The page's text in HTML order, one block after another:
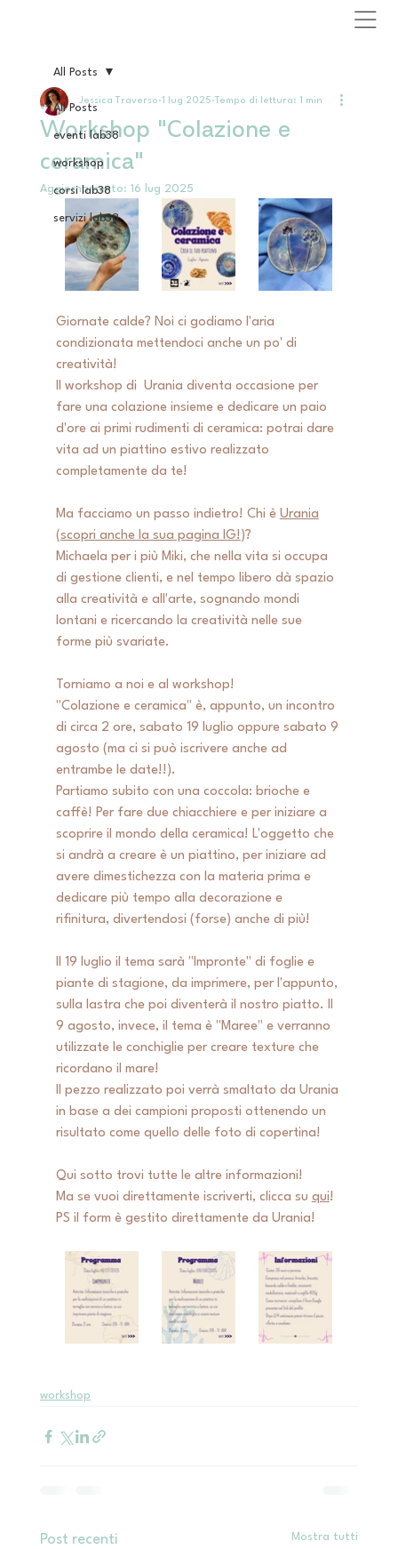
All Posts
eventi lab38
workshop
corsi lab38
servizi lab38
All Posts
Workshop "Colazione e
ceramica"
Jessica Traverso 1 lug 2025 Tempo di lettura: 1 min
Aggiornamento: 16 lug 2025
Giornate calde? Noi ci godiamo l'aria
condizionata mettendoci anche un po' di
creatività!
Il workshop di  Urania diventa occasione per
fare una colazione insieme e dedicare un paio
d'ore ai primi rudimenti di ceramica: potrai dare
vita ad un piattino estivo realizzato
completamente da te!
Ma facciamo un passo indietro! Chi è Urania
(scopri anche la sua pagina IG! )?
Michaela per i più Miki, che nella vita si occupa
di gestione clienti, e nel tempo libero dà spazio
alla creatività e all'arte, sognando mondi
lontani e ricercando la creatività nelle sue
forme più svariate.
Torniamo a noi e al workshop!
"Colazione e ceramica" è, appunto, un incontro
di circa 2 ore, sabato 19 luglio oppure sabato 9
agosto (ma ci si può iscrivere anche ad
entrambe le date!!).
Partiamo subito con una coccola: brioche e
caffè! Per fare due chiacchiere e per iniziare a
scoprire il mondo della ceramica! L'oggetto che
si andrà a creare è un piattino, per iniziare ad
avere dimestichezza con la materia prima e
dedicare più tempo alla decorazione e
rifinitura, divertendosi (forse) anche di più!
Il 19 luglio il tema sarà "Impronte" di foglie e
piante di stagione, da imprimere, per l'appunto,
sulla lastra che poi diventerà il nostro piatto. Il
9 agosto, invece, il tema è "Maree" e verranno
utilizzate le conchiglie per creare texture che
ricordano il mare!
Il pezzo realizzato poi verrà smaltato da Urania
in base a dei campioni proposti ottenendo un
risultato come quello delle foto di copertina!
Qui sotto trovi tutte le altre informazioni!
Ma se vuoi direttamente iscriverti, clicca su qui!
PS il form è gestito direttamente da Urania!
workshop
Post recenti Mostra tutti